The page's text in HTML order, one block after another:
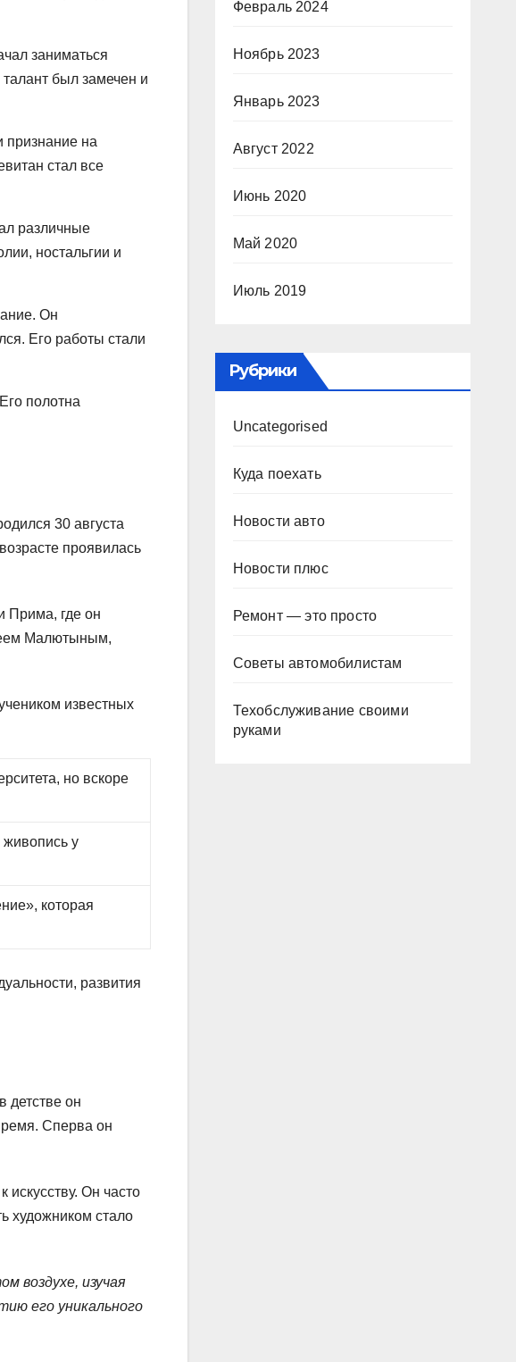
заниматься
был замечен и
признание на
стал все
различные
ностальгии и
Он
Его работы стали
полотна
30 августа
проявилась
Прима, где он
Малютыным,
известных
но вскоре
живопись у
которая
развития
детстве он
Сперва он
Он часто
художником стало
воздухе, изучая
его уникального
Февраль 2024
Ноябрь 2023
Январь 2023
Август 2022
Июнь 2020
Май 2020
Июль 2019
Рубрики
Uncategorised
Куда поехать
Новости авто
Новости плюс
Ремонт — это просто
Советы автомобилистам
Техобслуживание своими
руками